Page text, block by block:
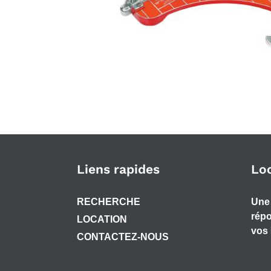
Liens rapides
RECHERCHE
LOCATION
CONTACTEZ-NOUS
vos